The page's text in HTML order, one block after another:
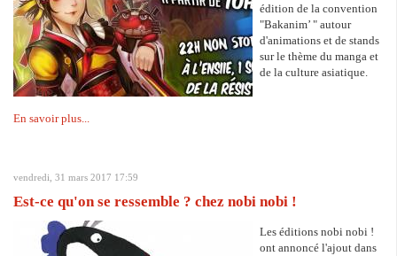
édition de la convention
"Bakanim’ " autour
d'animations et de stands
sur le thème du manga et
de la culture asiatique.
En savoir plus...
vendredi, 31 mars 2017 17:59
Est-ce qu'on se ressemble ? chez nobi nobi !
Les éditions nobi nobi !
ont annoncé l'ajout dans